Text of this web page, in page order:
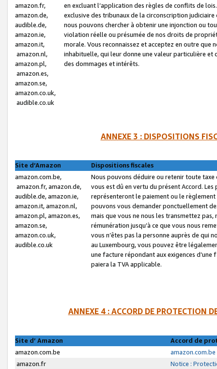
amazon.fr,
amazon.de,
audible.de,
amazon.ie,
amazon.it,
amazon.nl,
amazon.pl,
amazon.es,
amazon.se,
amazon.co.uk,
audible.co.uk
en excluant l’application des règles de conflits de
exclusive des tribunaux de la circonscription
nous pouvons chercher à obtenir une injonction ou
violation réelle ou présumée de nos droits de
morale. Vous reconnaissez et acceptez en outre que
inhabituelle, qui leur donne une valeur particulière
des dommages et intérêts.
ANNEXE 3 : DISPOSITIONS
Site d’Amazon
Dispositions fiscales
amazon.com.be,
amazon.fr, amazon.de,
audible.de, amazon.ie,
amazon.it, amazon.nl,
amazon.pl, amazon.es,
amazon.se,
amazon.co.uk,
audible.co.uk
Nous pouvons déduire ou retenir toute
vous est dû en vertu du présent Accord.
représenteront le paiement ou le
pouvons vous demander ponctuellement
mais que vous ne nous les transmettez
rémunération jusqu’à ce que vous nous
vous n’êtes pas la personne auprès de qui
au Luxembourg, vous pouvez être
une facture répondant aux exigences
paiera la TVA applicable.
ANNEXE 4 : ACCORD DE PROTECTION
Site d’ Amazon
Accord de
amazon.com.be
amazon.fr
Notice :